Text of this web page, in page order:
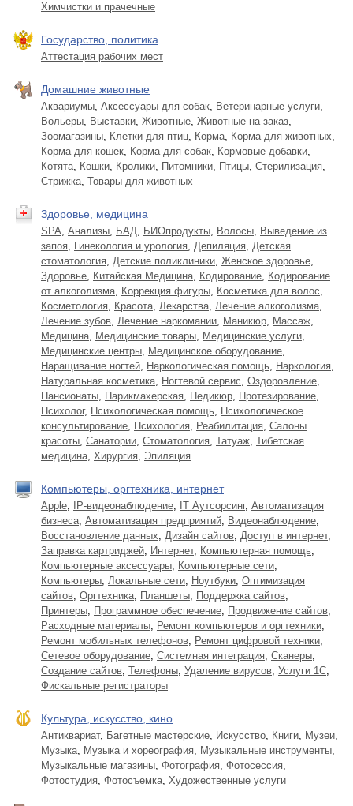
Химчистки и прачечные
Государство, политика
Аттестация рабочих мест
Домашние животные
Аквариумы, Аксессуары для собак, Ветеринарные услуги,
Вольеры, Выставки, Животные, Животные на заказ,
Зоомагазины, Клетки для птиц, Корма, Корма для животных,
Корма для кошек, Корма для собак, Кормовые добавки,
Котята, Кошки, Кролики, Питомники, Птицы, Стерилизация,
Стрижка, Товары для животных
Здоровье, медицина
SPA, Анализы, БАД, БИОпродукты, Волосы, Выведение из
запоя, Гинекология и урология, Депиляция, Детская
стоматология, Детские поликлиники, Женское здоровье,
Здоровье, Китайская Медицина, Кодирование, Кодирование
от алкоголизма, Коррекция фигуры, Косметика для волос,
Косметология, Красота, Лекарства, Лечение алкоголизма,
Лечение зубов, Лечение наркомании, Маникюр, Массаж,
Медицина, Медицинские товары, Медицинские услуги,
Медицинские центры, Медицинское оборудование,
Наращивание ногтей, Наркологическая помощь, Наркология,
Натуральная косметика, Ногтевой сервис, Оздоровление,
Пансионаты, Парикмахерская, Педикюр, Протезирование,
Психолог, Психологическая помощь, Психологическое
консультирование, Психология, Реабилитация, Салоны
красоты, Санатории, Стоматология, Татуаж, Тибетская
медицина, Хирургия, Эпиляция
Компьютеры, оргтехника, интернет
Apple, IP-видеонаблюдение, IT Аутсорсинг, Автоматизация
бизнеса, Автоматизация предприятий, Видеонаблюдение,
Восстановление данных, Дизайн сайтов, Доступ в интернет,
Заправка картриджей, Интернет, Компьютерная помощь,
Компьютерные аксессуары, Компьютерные сети,
Компьютеры, Локальные сети, Ноутбуки, Оптимизация
сайтов, Оргтехника, Планшеты, Поддержка сайтов,
Принтеры, Программное обеспечение, Продвижение сайтов,
Расходные материалы, Ремонт компьютеров и оргтехники,
Ремонт мобильных телефонов, Ремонт цифровой техники,
Сетевое оборудование, Системная интеграция, Сканеры,
Создание сайтов, Телефоны, Удаление вирусов, Услуги 1С,
Фискальные регистраторы
Культура, искусство, кино
Антиквариат, Багетные мастерские, Искусство, Книги, Музеи,
Музыка, Музыка и хореография, Музыкальные инструменты,
Музыкальные магазины, Фотография, Фотосессия,
Фотостудия, Фотосъемка, Художественные услуги